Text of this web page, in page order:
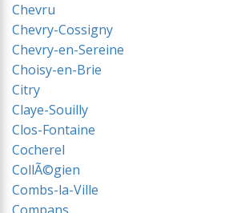
Chevru
Chevry-Cossigny
Chevry-en-Sereine
Choisy-en-Brie
Citry
Claye-Souilly
Clos-Fontaine
Cocherel
CollÃ©gien
Combs-la-Ville